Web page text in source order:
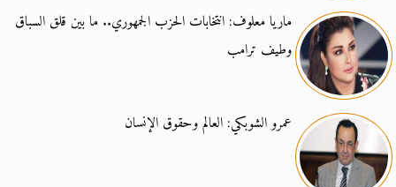
ماريا معلوف: انتخابات الحزب الجمهوري.. ما بين قلق السباق
وطيف ترامب
عمرو الشوبكي: العالم وحقوق الإنسان